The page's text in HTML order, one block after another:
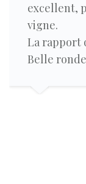
excellent,
vigne.
La rapport
Belle